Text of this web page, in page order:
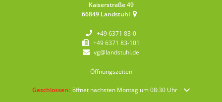
Kaiserstraße 49
66849 Landstuhl
+49 6371 83-0
+49 6371 83-101
vg@landstuhl.de
Öffnungszeiten
Klicken, um weitere Öffnungs- oder Schließzeiten auszublenden
Geschlossen: öffnet nächsten Montag um 08:30 Uhr